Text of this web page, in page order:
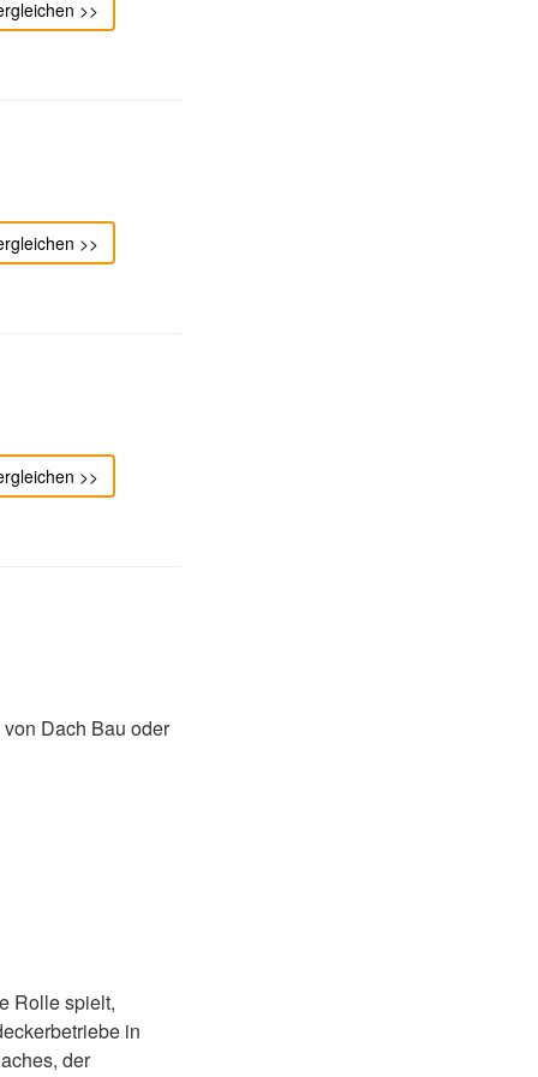
>>
>>
>>
Dach Bau oder
Rolle spielt,
in
der